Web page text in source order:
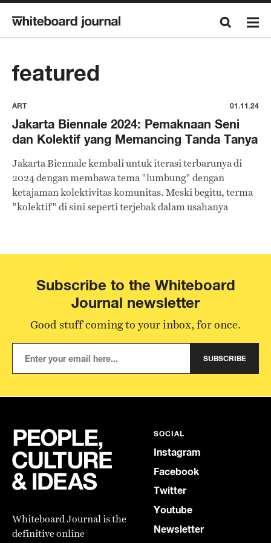
featured
ART 01.11.24
Jakarta Biennale 2024: Pemaknaan Seni
dan Kolektif yang Memancing Tanda Tanya
Jakarta Biennale kembali untuk iterasi terbarunya di
2024 dengan membawa tema "lumbung" dengan
ketajaman kolektivitas komunitas. Meski begitu, terma
"kolektif" di sini seperti terjebak dalam usahanya
Subscribe to the Whiteboard
Journal newsletter
Good stuff coming to your inbox, for once.
SUBSCRIBE
Whiteboard Journal is the
definitive online
SOCIAL
Instagram
Facebook
Twitter
Youtube
Newsletter